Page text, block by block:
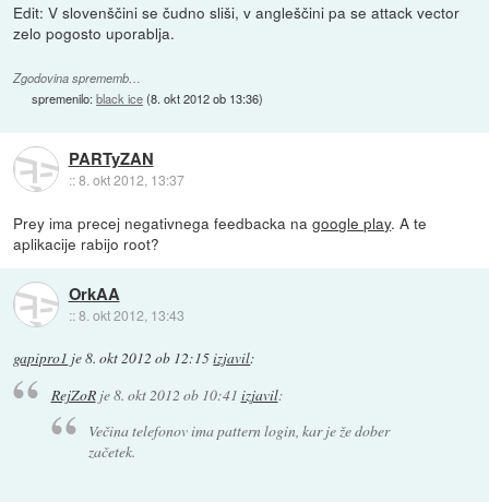
Edit: V slovenščini se čudno sliši, v angleščini pa se attack vector
zelo pogosto uporablja.
Zgodovina sprememb…
spremenilo:black ice(8. okt 2012 ob 13:36)
PARTyZAN
::8. okt 2012, 13:37
Prey ima precej negativnega feedbacka nagoogle play. A te
aplikacije rabijo root?
OrkAA
::8. okt 2012, 13:43
gapipro1 je8. okt 2012 ob 12:15izjavil:
RejZoRje8. okt 2012 ob 10:41 izjavil:
Večina telefonov ima pattern login, kar je že dober
začetek.